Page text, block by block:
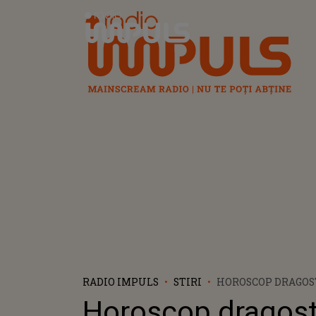
Radio Impuls
RADIO IMPULS STIRI
HOROSCOP
PREVIZIUNI